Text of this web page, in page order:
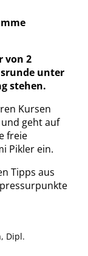
von 2
unter
stehen.
Kursen
geht auf
freie
Pikler ein.
Tipps aus
Dipl.